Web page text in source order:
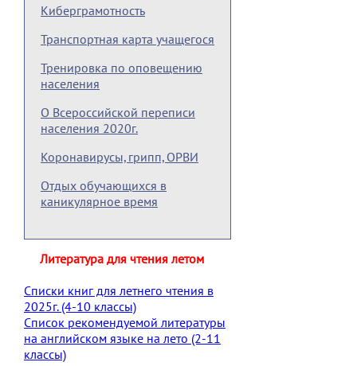
Киберграмотность
Транспортная карта учащегося
Тренировка по оповещению
населения
О Всероссийской переписи
населения 2020г.
Коронавирусы, грипп, ОРВИ
Отдых обучающихся в
каникулярное время
Литература для чтения летом
Списки книг для летнего чтения в
2025г. (4-10 классы)
Список рекомендуемой литературы
на английском языке на лето (2-11
классы)